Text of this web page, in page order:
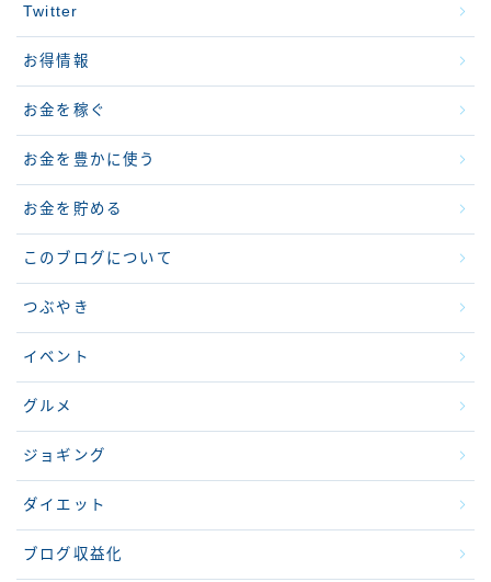
Twitter
お得情報
お金を稼ぐ
お金を豊かに使う
お金を貯める
このブログについて
つぶやき
イベント
グルメ
ジョギング
ダイエット
ブログ収益化